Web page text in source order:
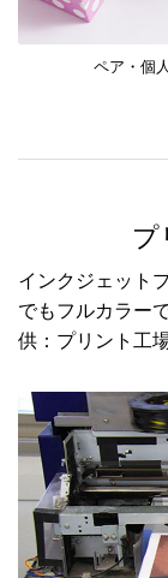
ペア・個
プ
インクジェット
でもフルカラー
供：プリント工